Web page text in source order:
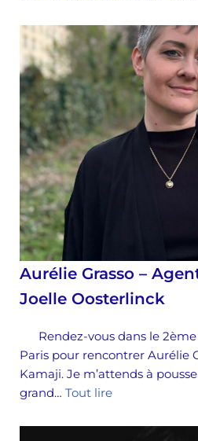
Aurélie Grasso –
Joelle Oosterlinck
Rendez-vous dans le
Paris pour rencontrer Aurélie
Kamaji. Je m’attends à
grand… Tout lire